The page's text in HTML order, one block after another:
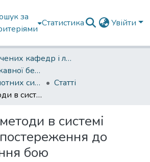
за
Статистика Увійти
Праці вчених кафедр і лабораторій
Факультет державної безпеки
Кафедра безпілотних систем та радіоелектронної боротьби(КБпС та РЕБ)
Статті
Аналітичні методи в системі ISTAR: від спостереження до прогнозування бою
в системі
до
бою